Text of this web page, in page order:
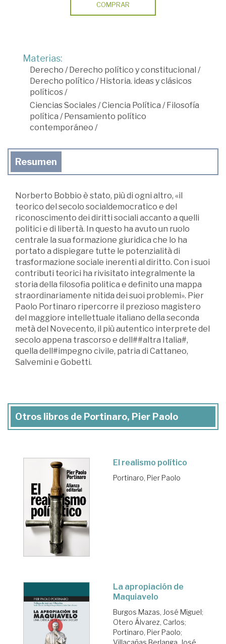
COMPRAR
Materias:
Derecho /Derecho político y constitucional /
Derecho político /Historia. ideas y clásicos
políticos/
Ciencias Sociales/Ciencia Política /Filosofía
política /Pensamiento político
contemporáneo /
Resumen
Norberto Bobbio è stato, più di ogni altro, «il
teorico del secolo socialdemocratico e del
riconoscimento dei diritti sociali accanto a quelli
politici e di libertà. In questo ha avuto un ruolo
centrale la sua formazione giuridica che lo ha
portato a dispiegare tutte le potenzialità di
trasformazione sociale inerenti al diritto. Con i suoi
contributi teorici ha rivisitato integralmente la
storia della filosofia politica e definito una mappa
straordinariamente nitida dei suoi problemi». Pier
Paolo Portinaro ripercorre il prezioso magistero
del maggiore intellettuale italiano della seconda
metà del Novecento, il più autentico interprete del
secolo appena trascorso e dell##altra Italia#,
quella dell#impegno civile, patria di Cattaneo,
Salvemini e Gobetti.
Otros libros de Portinaro, Pier Paolo
El realismo político
Portinaro, Pier Paolo
La apropiación de
Maquiavelo
Burgos Mazas, José Miguel;
Otero Álvarez, Carlos;
Portinaro, Pier Paolo;
Villacañas Berlanga, José